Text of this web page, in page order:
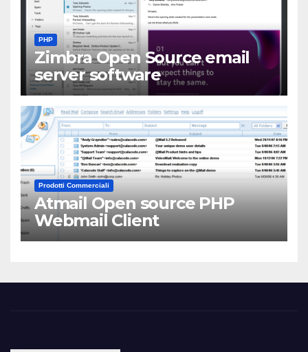
PHP
Zimbra Open Source email
server software
Prodotti Commerciali
Atmail Open source PHP
Webmail Client